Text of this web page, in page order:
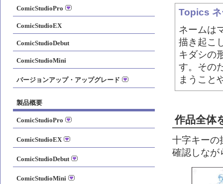
ComicStudioPro
ComicStudioEX
ComicStudioDebut
ComicStudioMini
バージョンアップ・アップグレード
製品概要
ComicStudioPro
ComicStudioEX
ComicStudioDebut
ComicStudioMini
Topics ネ
ネームは
描き起こ
キダシの
す。その
まうこと
作品全体
十字キーの
確認しなが